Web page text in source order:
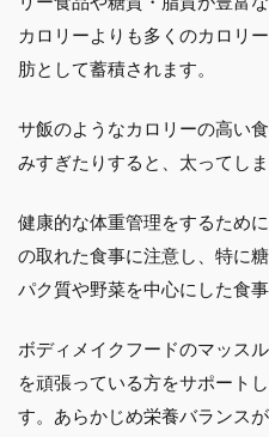
カロリーよりも多くのカロリ
肪として蓄積されます。
サ飯のようなカロリーの高い
みすぎたりすると、太ってし
健康的な体重管理をするため
の取れた食事に注意し、特に
パク質や野菜を中心にした食
ボディメイクフードのマッス
を頑張っている方をサポート
す。あらかじめ栄養バランス